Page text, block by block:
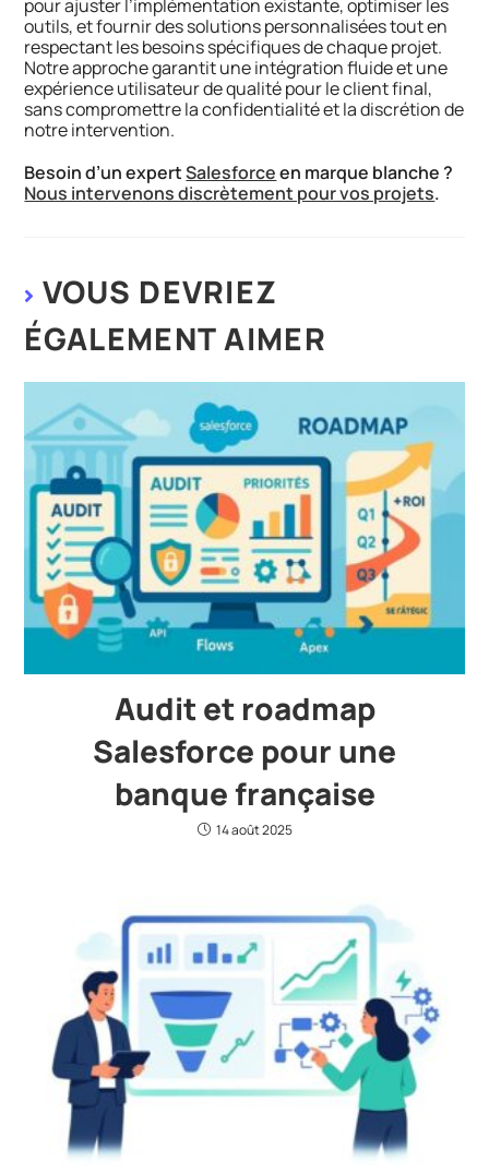
pour ajuster l’implémentation existante, optimiser les
outils, et fournir des solutions personnalisées tout en
respectant les besoins spécifiques de chaque projet.
Notre approche garantit une intégration fluide et une
expérience utilisateur de qualité pour le client final,
sans compromettre la confidentialité et la discrétion de
notre intervention.
Besoin d’un expertSalesforceen marque blanche ?
Nous intervenons discrètement pour vos projets.
VOUS DEVRIEZ
ÉGALEMENT AIMER
Audit et roadmap
Salesforce pour une
banque française
14 août 2025